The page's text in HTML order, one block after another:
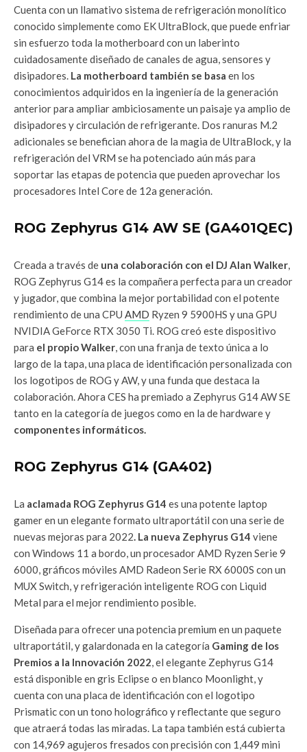
Cuenta con un llamativo sistema de refrigeración monolítico
conocido simplemente como EK UltraBlock, que puede enfriar
sin esfuerzo toda la motherboard con un laberinto
cuidadosamente diseñado de canales de agua, sensores y
disipadores. La motherboard también se basa en los
conocimientos adquiridos en la ingeniería de la generación
anterior para ampliar ambiciosamente un paisaje ya amplio de
disipadores y circulación de refrigerante. Dos ranuras M.2
adicionales se benefician ahora de la magia de UltraBlock, y la
refrigeración del VRM se ha potenciado aún más para
soportar las etapas de potencia que pueden aprovechar los
procesadores Intel Core de 12a generación.
ROG Zephyrus G14 AW SE (GA401QEC)
Creada a través de una colaboración con el DJ Alan Walker
ROG Zephyrus G14 es la compañera perfecta para un creador
y jugador, que combina la mejor portabilidad con el potente
rendimiento de una CPU AMD Ryzen 9 5900HS y una GPU
NVIDIA GeForce RTX 3050 Ti. ROG creó este dispositivo
para el propio Walker , con una franja de texto única a lo
largo de la tapa, una placa de identificación personalizada con
los logotipos de ROG y AW, y una funda que destaca la
colaboración. Ahora CES ha premiado a Zephyrus G14 AW SE
tanto en la categoría de juegos como en la de hardware y
componentes informáticos.
ROG Zephyrus G14 (GA402)
La aclamada ROG Zephyrus G14 es una potente laptop
gamer en un elegante formato ultraportátil con una serie de
nuevas mejoras para 2022 . La nueva Zephyrus G14 viene
con Windows 11 a bordo, un procesador AMD Ryzen Serie 9
6000, gráficos móviles AMD Radeon Serie RX 6000S con un
MUX Switch, y refrigeración inteligente ROG con Liquid
Metal para el mejor rendimiento posible.
Diseñada para ofrecer una potencia premium en un paquete
ultraportátil, y galardonada en la categoría Gaming de los
Premios a la Innovación 2022 , el elegante Zephyrus G14
está disponible en gris Eclipse o en blanco Moonlight, y
cuenta con una placa de identificación con el logotipo
Prismatic con un tono holográfico y reflectante que seguro
que atraerá todas las miradas. La tapa también está cubierta
con 14,969 agujeros fresados con precisión con 1,449 mini